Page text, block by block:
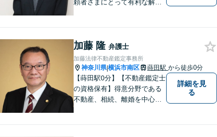
頼者さまにとって有利な解決
事件など、ご相談ください
【夜間・休日対応】
加藤 隆 弁護士
加藤法律不動産鑑定事務所
神奈川県|横浜市南区 蒔田駅 から徒歩0分
【蒔田駅0分】【不動産鑑定士
の資格保有】得意分野である
不動産、相続、離婚を中心に
詳細を見
る